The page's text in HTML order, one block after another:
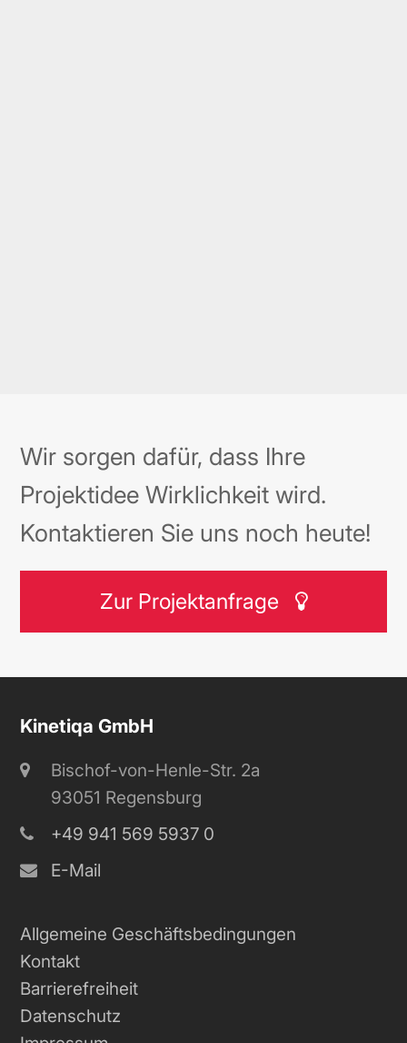
Wir sorgen dafür, dass Ihre
Projektidee Wirklichkeit wird.
Kontaktieren Sie uns noch heute!
Zur Projektanfrage
Kinetiqa GmbH
Bischof-von-Henle-Str. 2a
93051 Regensburg
+49 941 569 5937 0
E-Mail
Allgemeine Geschäftsbedingungen
Kontakt
Barrierefreiheit
Datenschutz